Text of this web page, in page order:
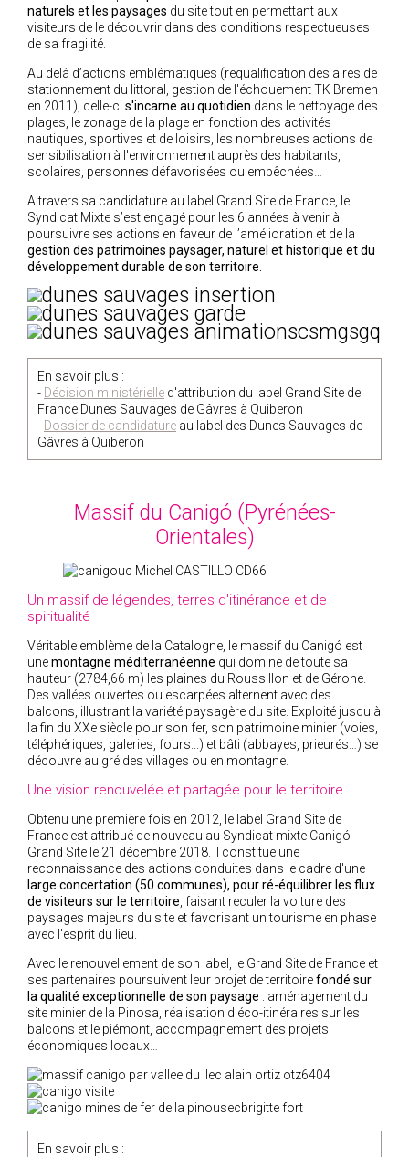
naturels et les paysages du site tout en permettant aux
visiteurs de le découvrir dans des conditions respectueuses
de sa fragilité.
Au delà d’actions emblématiques (requalification des aires de
stationnement du littoral, gestion de l'échouement TK Bremen
en 2011), celle-ci s'incarne au quotidien dans le nettoyage des
plages, le zonage de la plage en fonction des activités
nautiques, sportives et de loisirs, les nombreuses actions de
sensibilisation à l'environnement auprès des habitants,
scolaires, personnes défavorisées ou empêchées…
A travers sa candidature au label Grand Site de France, le
Syndicat Mixte s’est engagé pour les 6 années à venir à
poursuivre ses actions en faveur de l’amélioration et de la
gestion des patrimoines paysager, naturel et historique et du
développement durable de son territoire.
En savoir plus :
- Décision ministérielle d'attribution du label Grand Site de
France Dunes Sauvages de Gâvres à Quiberon
- Dossier de candidature au label des Dunes Sauvages de
Gâvres à Quiberon
Massif du Canigó (Pyrénées-
Orientales)
Un massif de légendes, terres d'itinérance et de
spiritualité
Véritable emblème de la Catalogne, le massif du Canigó est
unemontagne méditerranéenne qui domine de toute sa
hauteur (2784,66 m) les plaines du Roussillon et de Gérone.
Des vallées ouvertes ou escarpées alternent avec des
balcons, illustrant la variété paysagère du site. Exploité jusqu'à
la fin du XXe siècle pour son fer, son patrimoine minier (voies,
téléphériques, galeries, fours...) et bâti (abbayes, prieurés…) se
découvre au gré des villages ou en montagne.
Une vision renouvelée et partagée pour le territoire
Obtenu une première fois en 2012, le label Grand Site de
France est attribué de nouveau au Syndicat mixte Canigó
Grand Site le 21 décembre 2018. Il constitue une
reconnaissance des actions conduites dans le cadre d'une
large concertation (50 communes), pour ré-équilibrer les flux
de visiteurs sur le territoire , faisant reculer la voiture des
paysages majeurs du site et favorisant un tourisme en phase
avec l’esprit du lieu.
Avec le renouvellement de son label, le Grand Site de France et
ses partenaires poursuivent leur projet de territoirefondé sur
la qualité exceptionnelle de son paysage : aménagement du
site minier de la Pinosa, réalisation d'éco-itinéraires sur les
balcons et le piémont, accompagnement des projets
économiques locaux…
En savoir plus :